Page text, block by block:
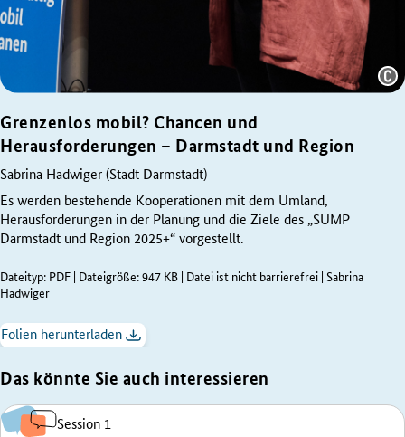
Grenzenlos mobil? Chancen und
Herausforderungen – Darmstadt und Region
Sabrina Hadwiger (Stadt Darmstadt)
Es werden bestehende Kooperationen mit dem Umland,
Herausforderungen in der Planung und die Ziele des „SUMP
Darmstadt und Region 2025+“ vorgestellt.
Dateityp: PDF | Dateigröße: 947 KB | Datei ist nicht barrierefrei | Sabrina
Hadwiger
Folien herunterladen
Yves
Sucksdorff
Das könnte Sie auch interessieren
Session 1